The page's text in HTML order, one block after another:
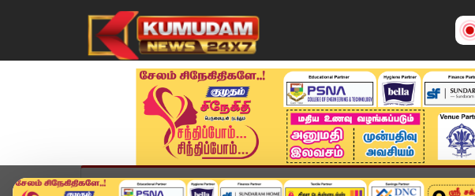
முகப்பு விளையாட்டு அண்மை தமிழ்நாடு சினிமா